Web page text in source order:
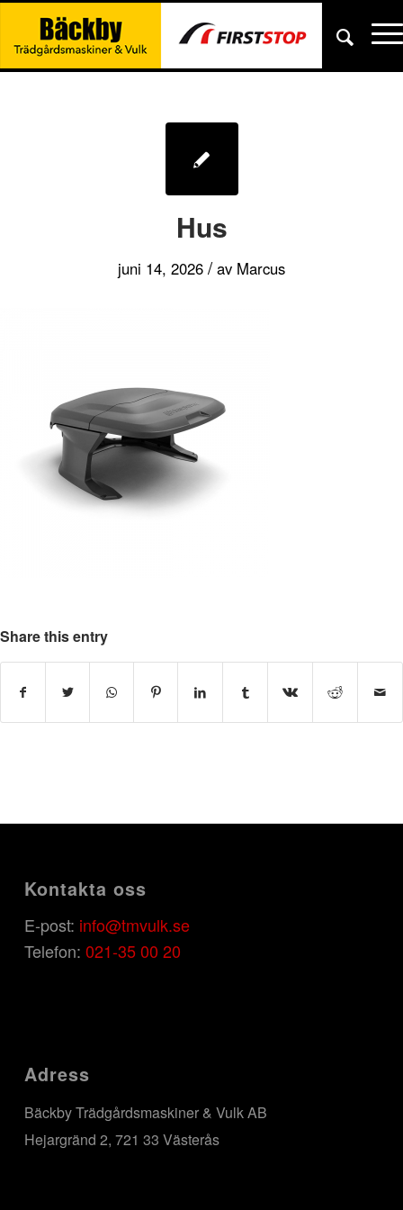
Hus
juni 14, 2026 / av Marcus
Share this entry
Kontakta oss
E-post: info@tmvulk.se
Telefon: 021-35 00 20
Adress
Bäckby Trädgårdsmaskiner & Vulk AB
Hejargränd 2, 721 33 Västerås